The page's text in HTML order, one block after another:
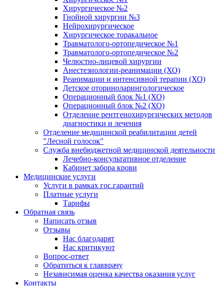
Хирургическое №2
Гнойной хирургии №3
Нейрохирургическое
Хирургическое торакальное
Травматолого-ортопедическое №1
Травматолого-ортопедическое №2
Челюстно-лицевой хирургии
Анестезиологии-реанимации (ХО)
Реанимации и интенсивной терапии (ХО)
Детское оториноларингологическое
Операционный блок №1 (ХО)
Операционный блок №2 (ХО)
Отделение рентгенохирургических методов
диагностики и лечения
Отделение медицинской реабилитации детей
"Лесной голосок"
Служба внебюджетной медицинской деятельности
Лечебно-консультативное отделение
Кабинет забора крови
Медицинские услуги
Услуги в рамках гос.гарантий
Платные услуги
Тарифы
Обратная связь
Написать отзыв
Отзывы
Нас благодарят
Нас критикуют
Вопрос-ответ
Обратиться к главврачу
Независимая оценка качества оказания услуг
Контакты